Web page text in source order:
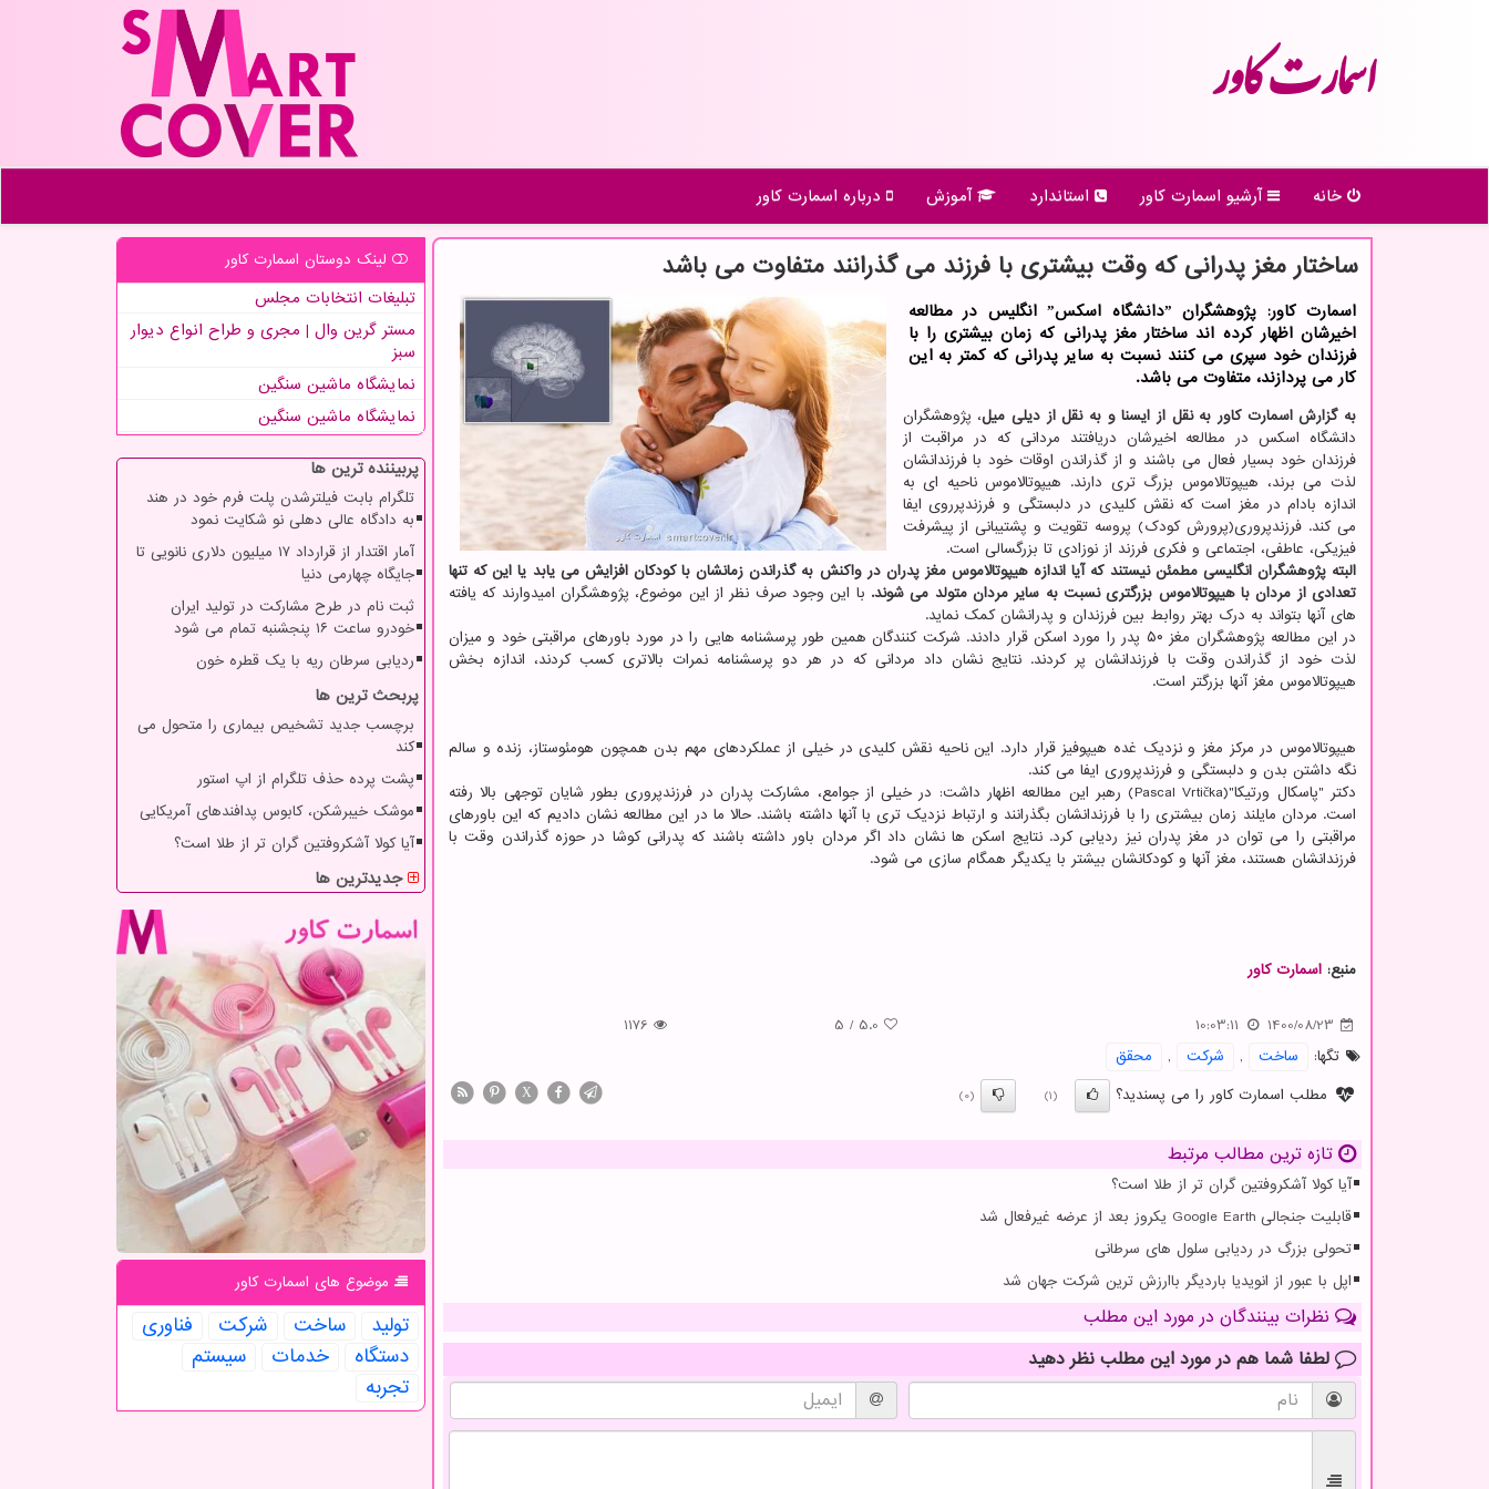
اسمارت كاور
خانه آرشیو اسمارت كاور استاندارد آموزش درباره اسمارت كاور
ساختار مغز پدرانی که وقت بیشتری با فرزند می گذرانند متفاوت می باشد
اسمارت کاور: پژوهشگران ˮدانشگاه اسکسˮ انگلیس در مطالعه
اخیرشان اظهار کرده اند ساختار مغز پدرانی که زمان بیشتری را با
فرزندان خود سپری می کنند نسبت به سایر پدرانی که کمتر به این
کار می پردازند، متفاوت می باشد.
به گزارش اسمارت کاور به نقل از ایسنا و به نقل از دیلی میل، پژوهشگران
دانشگاه اسکس در مطالعه اخیرشان دریافتند مردانی که در مراقبت از
فرزندان خود بسیار فعال می باشند و از گذراندن اوقات خود با فرزندانشان
لذت می برند، هیپوتالاموس بزرگ تری دارند. هیپوتالاموس ناحیه ای به
اندازه بادام در مغز است که نقش کلیدی در دلبستگی و فرزندپرروی ایفا
می کند. فرزندپروری(پرورش کودک) پروسه تقویت و پشتیبانی از پیشرفت
فیزیکی، عاطفی، اجتماعی و فکری فرزند از نوزادی تا بزرگسالی است.
البته پژوهشگران انگلیسی مطمئن نیستند که آیا اندازه هیپوتالاموس مغز پدران در واکنش به گذراندن زمانشان با کودکان افزایش می یابد یا این که تنها
تعدادی از مردان با هیپوتالاموس بزرگتری نسبت به سایر مردان متولد می شوند. با این وجود صرف نظر از این موضوع، پژوهشگران امیدوارند که یافته
های آنها بتواند به درک بهتر روابط بین فرزندان و پدرانشان کمک نماید.
در این مطالعه پژوهشگران مغز ۵۰ پدر را مورد اسکن قرار دادند. شرکت کنندگان همین طور پرسشنامه هایی را در مورد باورهای مراقبتی خود و میزان
لذت خود از گذراندن وقت با فرزندانشان پر کردند. نتایج نشان داد مردانی که در هر دو پرسشنامه نمرات بالاتری کسب کردند، اندازه بخش
هیپوتالاموس مغز آنها بزرگتر است.
هیپوتالاموس در مرکز مغز و نزدیک غده هیپوفیز قرار دارد. این ناحیه نقش کلیدی در خیلی از عملکردهای مهم بدن همچون هومئوستاز، زنده و سالم
نگه داشتن بدن و دلبستگی و فرزندپروری ایفا می کند.
دکتر "پاسکال ورتیکا"(Pascal Vrtička) رهبر این مطالعه اظهار داشت: در خیلی از جوامع، مشارکت پدران در فرزندپروری بطور شایان توجهی بالا رفته
است. مردان مایلند زمان بیشتری را با فرزندانشان بگذرانند و ارتباط نزدیک تری با آنها داشته باشند. حالا ما در این مطالعه نشان دادیم که این باورهای
مراقبتی را می توان در مغز پدران نیز ردیابی کرد. نتایج اسکن ها نشان داد اگر مردان باور داشته باشند که پدرانی کوشا در حوزه گذراندن وقت با
فرزندانشان هستند، مغز آنها و کودکانشان بیشتر با یکدیگر همگام سازی می شود.
منبع: اسمارت كاور
1400/08/23
10:03:11
5.0
/
5
1176
تگها:
ساخت , شركت ,
محقق
مطلب اسمارت کاور را می پسندید؟
(1)
(0)
X
تازه ترین مطالب مرتبط
آیا کولا آشکروفتین گران تر از طلا است؟
قابلیت جنجالی Google Earth یکروز بعد از عرضه غیرفعال شد
تحولی بزرگ در ردیابی سلول های سرطانی
اپل با عبور از انویدیا باردیگر باارزش ترین شرکت جهان شد
نظرات بینندگان در مورد این مطلب
لطفا شما هم در مورد این مطلب نظر دهید
لینک دوستان اسمارت كاور
تبلیغات انتخابات مجلس
مستر گرین وال | مجری و طراح انواع دیوار
سبز
نمایشگاه ماشین سنگین
نمایشگاه ماشین سنگین
پربیننده ترین ها
تلگرام بابت فیلترشدن پلت فرم خود در هند
به دادگاه عالی دهلی نو شکایت نمود
آمار اقتدار از قرارداد ۱۷ میلیون دلاری نانویی تا
جایگاه چهارمی دنیا
ثبت نام در طرح مشارکت در تولید ایران
خودرو ساعت ۱۶ پنجشنبه تمام می شود
ردیابی سرطان ریه با یک قطره خون
پربحث ترین ها
برچسب جدید تشخیص بیماری را متحول می
کند
پشت پرده حذف تلگرام از اپ استور
موشک خیبرشکن، کابوس پدافندهای آمریکایی
آیا کولا آشکروفتین گران تر از طلا است؟
جدیدترین ها
موضوع های اسمارت كاور
تولید ساخت شركت
فناوری
دستگاه
خدمات
سیستم
تجربه